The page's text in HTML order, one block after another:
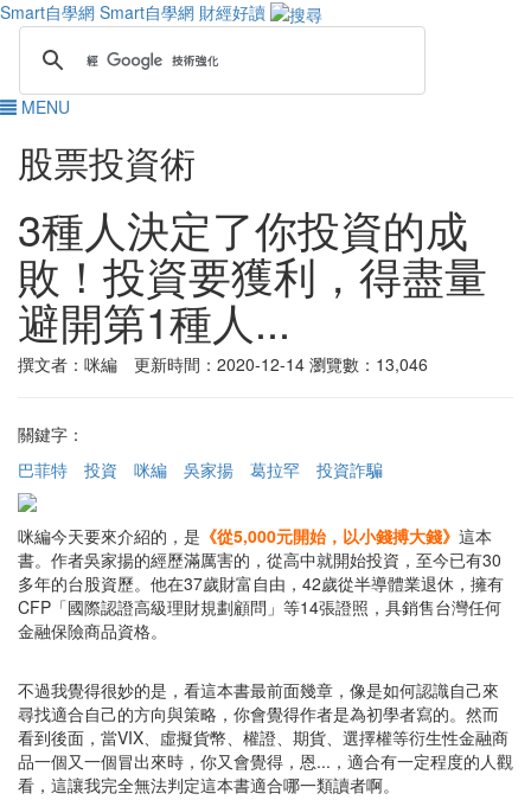
Smart自學網 Smart自學網 財經好讀
MENU
股票投資術
3種人決定了你投資的成
敗！投資要獲利，得盡量
避開第1種人...
撰文者：咪編 更新時間：2020-12-14 瀏覽數：13,046
關鍵字：
巴菲特
投資 咪編 吳家揚 葛拉罕 投資詐騙
咪編今天要來介紹的，是 《從5,000元開始，以小錢搏大錢》 這本
書。作者吳家揚的經歷滿厲害的，從高中就開始投資，至今已有30
多年的台股資歷。他在37歲財富自由，42歲從半導體業退休，擁有
CFP「國際認證高級理財規劃顧問」等14張證照，具銷售台灣任何
金融保險商品資格。
不過我覺得很妙的是，看這本書最前面幾章，像是如何認識自己來
尋找適合自己的方向與策略，你會覺得作者是為初學者寫的。然而
看到後面，當VIX、虛擬貨幣、權證、期貨、選擇權等衍生性金融商
品一個又一個冒出來時，你又會覺得，恩...，適合有一定程度的人觀
看，這讓我完全無法判定這本書適合哪一類讀者啊。